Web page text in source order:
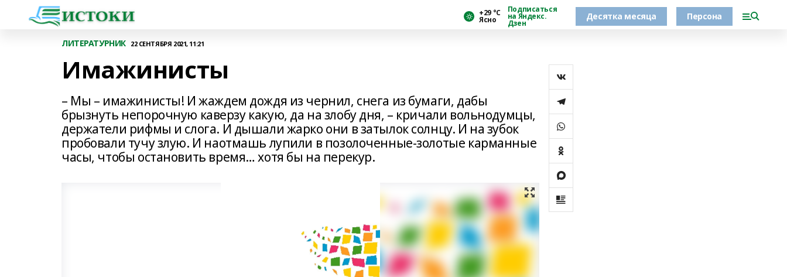
+29 °С
Ясно
Подписаться
на Яндекс.
Дзен
Десятка месяца Персона
ЛИТЕРАТУРНИК 22 СЕНТЯБРЯ 2021, 11:21
Имажинисты
– Мы – имажинисты! И жаждем дождя из чернил, снега из бумаги, дабы
брызнуть непорочную каверзу какую, да на злобу дня, – кричали вольнодумцы,
держатели рифмы и слога. И дышали жарко они в затылок солнцу. И на зубок
пробовали тучу злую. И наотмашь лупили в позолоченные-золотые карманные
часы, чтобы остановить время… хотя бы на перекур.